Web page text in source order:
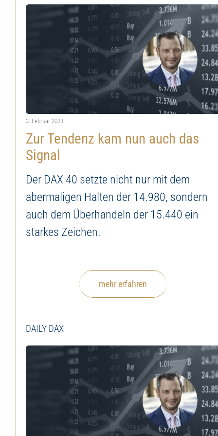
Ihr Investment in
Investieren Sie in
3. Februar 2023
Zur Tendenz kam nun auch das
Signal
Der DAX 40 setzte nicht nur mit dem
abermaligen Halten der 14.980, sondern
auch dem Überhandeln der 15.440 ein
starkes Zeichen.
mehr erfahren
DAILY DAX